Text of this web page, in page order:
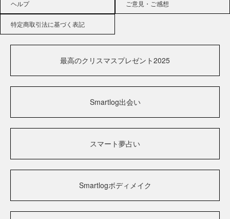
ヘルプ ご意見・ご感想
特定商取引法に基づく表記
最高のクリスマスプレゼント2025
Smartlog出会い
スマート夢占い
Smartlogボディメイク